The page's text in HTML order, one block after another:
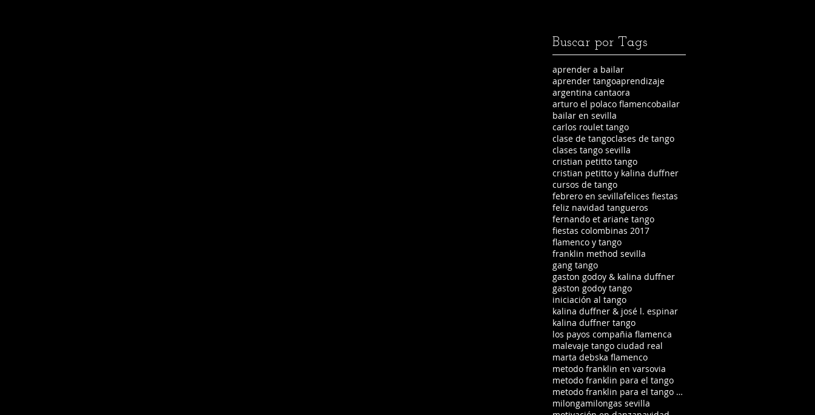
Buscar por Tags
aprender a bailar
aprender tangoaprendizaje
argentina cantaora
arturo el polaco flamencobailar
bailar en sevilla
carlos roulet tango
clase de tangoclases de tango
clases tango sevilla
cristian petitto tango
cristian petitto y kalina duffner
cursos de tango
febrero en sevillafelices fiestas
feliz navidad tangueros
fernando et ariane tango
fiestas colombinas 2017
flamenco y tango
franklin method sevilla
gang tango
gaston godoy & kalina duffner
gaston godoy tango
iniciación al tango
kalina duffner & josé l. espinar
kalina duffner tango
los payos compañia flamenca
malevaje tango ciudad real
marta debska flamenco
metodo franklin en varsovia
metodo franklin para el tango
metodo franklin para el tango en ciudad real
milongamilongas sevilla